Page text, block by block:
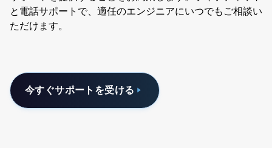
と電話サポートで、適任のエンジニアにいつでもご相談い
ただけます。
今すぐサポートを受ける